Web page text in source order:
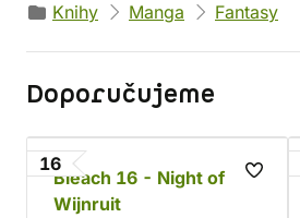
Knihy
Manga Fantasy
Doporučujeme
16
Bleach 16 - Night of
Wijnruit